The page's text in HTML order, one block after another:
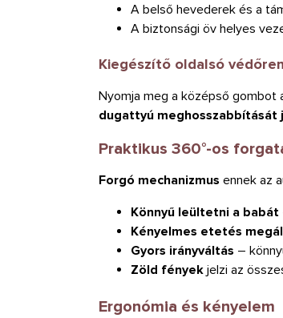
A belső hevederek és a
A biztonsági öv helyes
Kiegészítő oldalsó
Nyomja meg a középső gombot
dugattyú meghosszabbítását
Praktikus 360°-os
Forgó mechanizmus ennek az
Könnyű leültetni a babát
Kényelmes etetés
Gyors irányváltás –
Zöld fények jelzi az
Ergonómia és kényelem